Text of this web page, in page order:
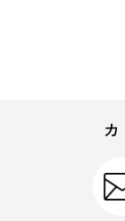
カ